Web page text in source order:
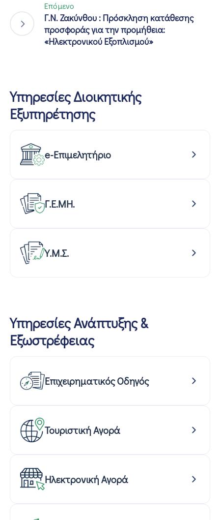
Επόμενο
Γ.Ν. Ζακύνθου : Πρόσκληση κατάθεσης
προσφοράς για την προμήθεια:
«Ηλεκτρονικού Εξοπλισμού»
Υπηρεσίες Διοικητικής
Εξυπηρέτησης
e-Επιμελητήριο
Γ.Ε.ΜΗ.
Υ.Μ.Σ.
Υπηρεσίες Ανάπτυξης &
Εξωστρέφειας
Επιχειρηματικός Οδηγός
Τουριστική Αγορά
Ηλεκτρονική Αγορά